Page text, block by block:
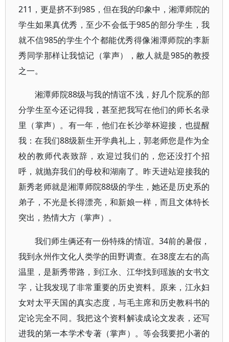
211，更是挤不到985，但在我的印象中，湘潭师院的
学生如果真优秀，至少不会低于985的部分学生，我
就不信985的学生个个都能优秀得像湘潭师院的李新
秀同学那样让我惦记（掌声），敝人就是985的教授
之一。
湘潭师院88级与我的情谊不浅，好几个院系的部
分学生至今还记得我，甚至把我写在他们的师长名录
里（掌声）。有一年，他们在长沙举杯迎接，也提醒
我：在我们88级新生开学典礼上，郭老师您是作为全
校的教师代表致辞，欢迎过我们的，您还没打个招
呼，就抛弃我们的母校和湖南了。昨天进站迎接我的
新秀老师就是湘潭师院88级的学生，她还是历史系的
弟子，不光是长得漂亮，和新娘一样，而且文体特长
突出，热情大方（掌声）。
我们师生俩还有一份特殊的情谊。34前的暑假，
我到永州作文化人类学的田野调查。在38度左右的高
温里，是新秀带路，到江永、江华找到瑶族的女书文
字，让我发现了非常重要的历史资料。原来，江永妇
女对太平天国的真实态度，与毛主席和历史教科书的
定论完全不同。我把这个资料解读成论文发表，还写
进我的第一本学术专著（掌声）。等会我要把小著的